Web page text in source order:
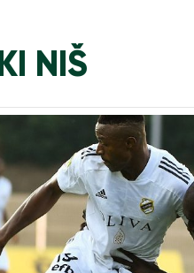
NIŠ